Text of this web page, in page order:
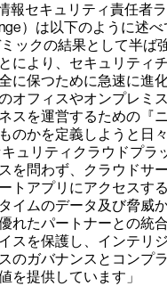
報セキュリティ責任者
）は以下のように述べ
ミックの結果として半ば
により、セキュリティ
に保つために急速に進化
オフィスやオンプレミ
スを運営するための『
のかを定義しようと日
ュリティクラウドプラ
を問わず、クラウドサ
トアプリにアクセスす
イムのデータ及び脅威
れたパートナーとの統
スを保護し、インテリ
のガバナンスとコンプ
を提供しています」